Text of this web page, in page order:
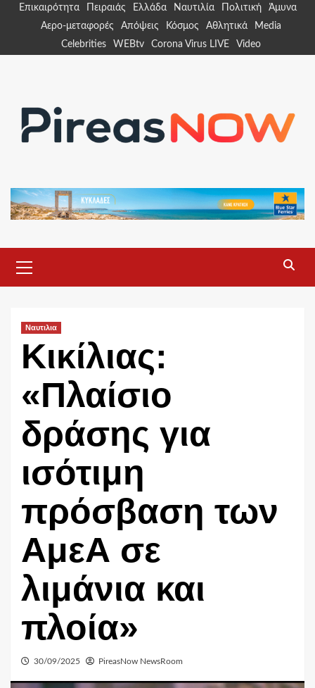
Επικαιρότητα Πειραιάς Ελλάδα Ναυτιλία Πολιτική
Άμυνα
Αερο-μεταφορές
Απόψεις Κόσμος Αθλητικά
Media
Celebrities
WEBtv Corona Virus LIVE Video
Menu
Ναυτιλια
Κικίλιας:
«Πλαίσιο
δράσης για
ισότιμη
πρόσβαση των
ΑμεΑ σε
λιμάνια και
πλοία»
30/09/2025 PireasNow NewsRoom